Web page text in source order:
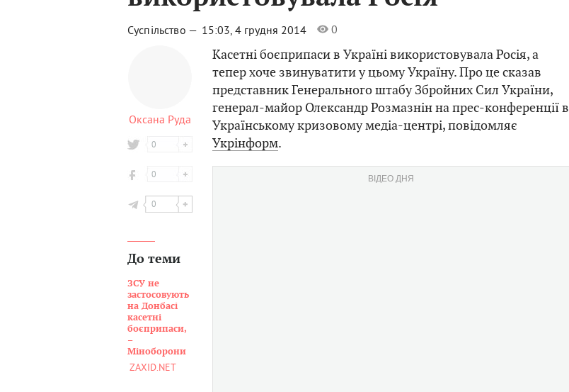
Суспільство — 15:03, 4 грудня 2014 0
Оксана Руда
0
0
0
До теми
ЗСУ не
застосовують
на Донбасі
касетні
боєприпаси,
–
Міноборони
ZAXID.NET
Касетні боєприпаси в Україні використовувала Росія, а
тепер хоче звинуватити у цьому Україну. Про це сказав
представник Генерального штабу Збройних Сил України,
генерал-майор Олександр Розмазнін на прес-конференції в
Українському кризовому медіа-центрі, повідомляє
Укрінформ.
ВІДЕО ДНЯ